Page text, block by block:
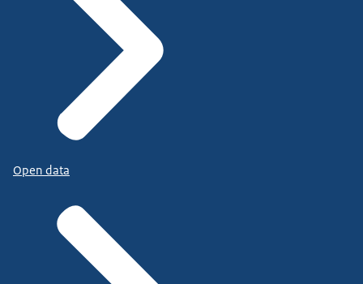
Open data